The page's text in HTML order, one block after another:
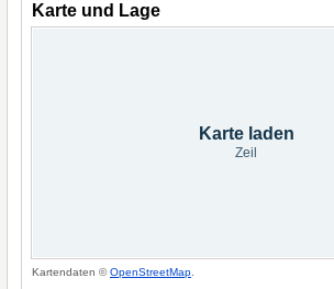
Karte und Lage
Karte laden
Zeil
Kartendaten ©OpenStreetMap